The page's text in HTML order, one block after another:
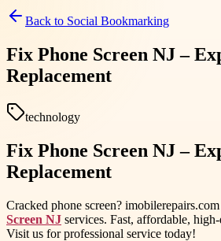
Back to Social Bookmarking
Fix Phone Screen NJ –
Replacement
technology
Fix Phone Screen NJ –
Replacement
Cracked phone screen?
Screen NJ services. Fast, affordable,
Visit us for professional service today!